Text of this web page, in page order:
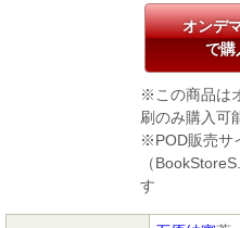
オンデ
で購
※この商品は
刷のみ購入可
※POD販売サ
（
す